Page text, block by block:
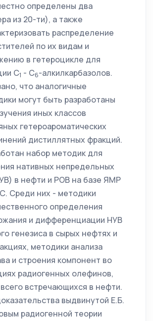
определены два
из 20-ти), а также
распределение
по их видам и
в гетероцикле для
С1 - С6-алкилкарбазолов.
что аналогичные
могут быть разработаны
иных классов
гетероароматических
дистиллятных фракций.
набор методик для
нативных непредельных
в нефти и РОВ на базе ЯМР
С. Среди них - методики
определения
и дифференциации НУВ
генезиса в сырых нефтях и
методики анализа
и строения компонент во
радиогенных олефинов,
встречающихся в нефти.
выдвинутой Е.Б.
радиогенной теории